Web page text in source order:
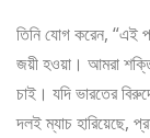
তিনি যোগ করেন, “এই
জয়ী হওয়া। আমরা
চাই। যদি ভারতের
দলই ম্যাচ হারিয়েছে,